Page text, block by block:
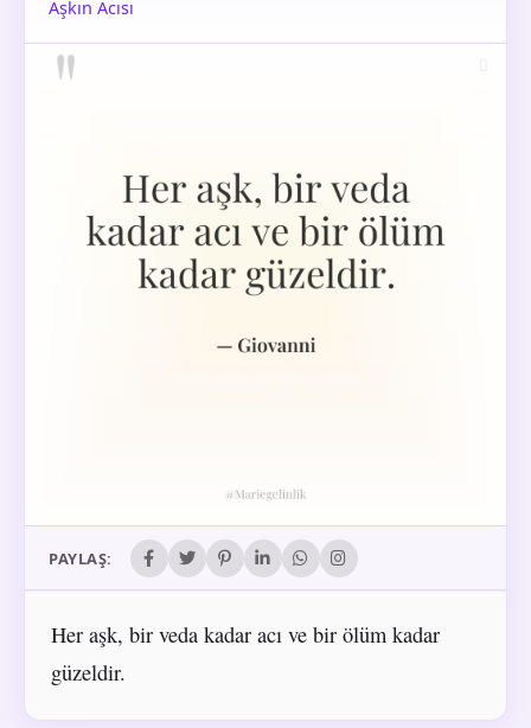
Aşkın Acısı
PAYLAŞ:
Her aşk, bir veda kadar acı ve bir ölüm kadar
güzeldir.